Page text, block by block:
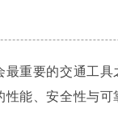
最重要的交通工具
性能、安全性与可